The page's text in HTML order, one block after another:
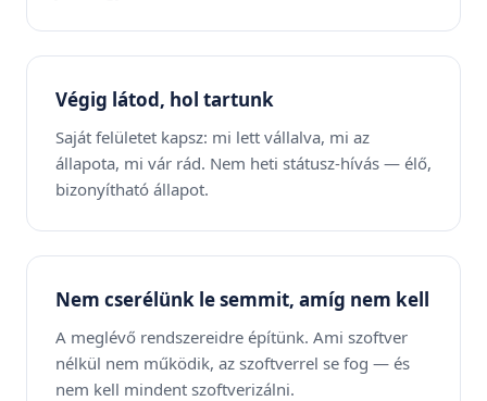
Végig látod, hol tartunk
Saját felületet kapsz: mi lett vállalva, mi az
állapota, mi vár rád. Nem heti státusz-hívás — élő,
bizonyítható állapot.
Nem cserélünk le semmit, amíg nem kell
A meglévő rendszereidre építünk. Ami szoftver
nélkül nem működik, az szoftverrel se fog — és
nem kell mindent szoftverizálni.